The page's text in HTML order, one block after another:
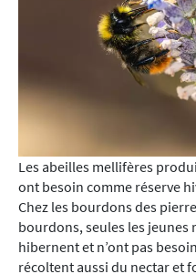
Les abeilles mellifères
ont besoin comme réserve
Chez les bourdons des
bourdons, seules les jeunes
hibernent et n’ont pas
récoltent aussi du nectar et